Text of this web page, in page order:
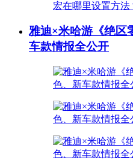
雅迪×米哈游《绝区
车款情报全公开